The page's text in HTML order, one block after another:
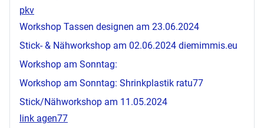
pkv
Workshop Tassen designen am 23.06.2024
Stick- & Nähworkshop am 02.06.2024 diemimmis.eu
Workshop am Sonntag:
Workshop am Sonntag: Shrinkplastik ratu77
Stick/Nähworkshop am 11.05.2024
link agen77